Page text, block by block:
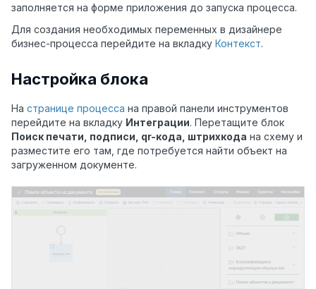
заполняется на форме приложения до запуска процесса.
Для создания необходимых переменных в дизайнере
бизнес-процесса перейдите на вкладку Контекст.
Настройка блока
На странице процесса на правой панели инструментов
перейдите на вкладку Интеграции. Перетащите блок
Поиск печати, подписи, qr-кода, штрихкода на схему и
разместите его там, где потребуется найти объект на
загруженном документе.